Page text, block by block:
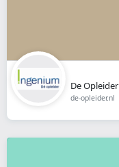
De Opleider
de-opleider.nl